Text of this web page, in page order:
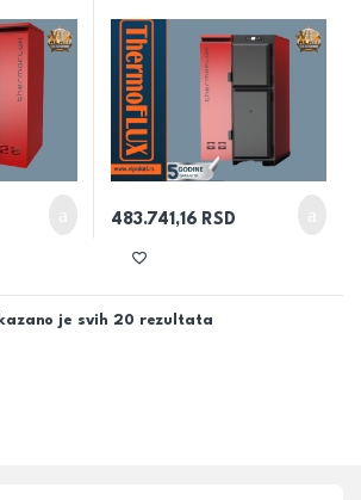
483.741,16 RSD
je svih 20 rezultata